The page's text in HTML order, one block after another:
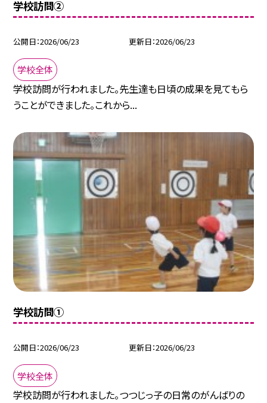
学校訪問②
公開日 2026/06/23 更新日 2026/06/23
学校全体
学校訪問が行われました。先生達も日頃の成果を見てもら
うことができました。これから...
学校訪問①
公開日 2026/06/23 更新日 2026/06/23
学校全体
学校訪問が行われました。つつじっ子の日常のがんばりの